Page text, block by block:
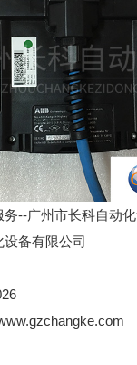
--广州市长科自动
设备有限公司